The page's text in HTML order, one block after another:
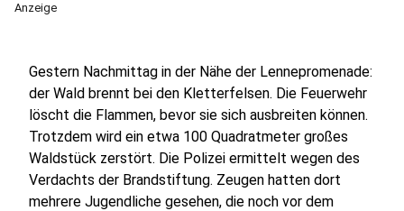
Anzeige
Gestern Nachmittag in der Nähe der Lennepromenade:
der Wald brennt bei den Kletterfelsen. Die Feuerwehr
löscht die Flammen, bevor sie sich ausbreiten können.
Trotzdem wird ein etwa 100 Quadratmeter großes
Waldstück zerstört. Die Polizei ermittelt wegen des
Verdachts der Brandstiftung. Zeugen hatten dort
mehrere Jugendliche gesehen, die noch vor dem